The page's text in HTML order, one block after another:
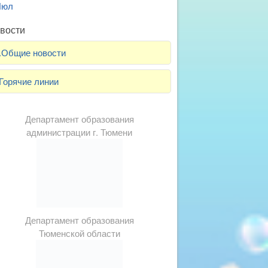
.Общие новости
Горячие линии
Департамент образования
администрации г. Тюмени
Департамент образования
Тюменской области